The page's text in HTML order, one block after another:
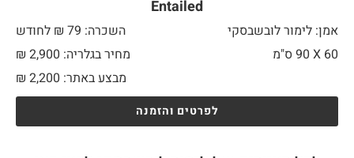
Entailed
אמן: לימור לובשבסקי
השכרה: 79 ₪ לחודש
60 X
מחיר בגלריה: 2,900 ₪
מבצע באתר:
₪ 2,200
לפרטים והזמנה